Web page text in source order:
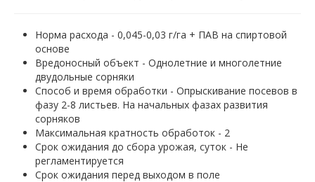
Норма расхода - 0,045-0,03 г/га + ПАВ на спиртовой
основе
Вредоносный объект - Однолетние и многолетние
двудольные сорняки
Способ и время обработки - Опрыскивание посевов в
фазу 2-8 листьев. На начальных фазах развития
сорняков
Максимальная кратность обработок - 2
Срок ожидания до сбора урожая, суток - Не
регламентируется
Срок ожидания перед выходом в поле